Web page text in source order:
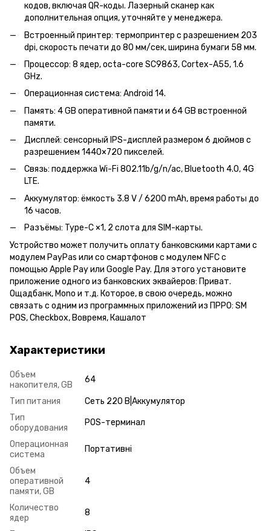
кодов, включая QR-коды. Лазерный сканер как
дополнительная опция, уточняйте у менеджера.
Встроенный принтер: термопринтер с разрешением 203
dpi, скорость печати до 80 мм/сек, ширина бумаги 58 мм.
Процессор: 8 ядер, octa-core SC9863, Cortex-A55, 1.6
GHz.
Операционная система: Android 14.
Память: 4 GB оперативной памяти и 64 GB встроенной
памяти.
Дисплей: сенсорный IPS-дисплей размером 6 дюймов с
разрешением 1440×720 пикселей.
Связь: поддержка Wi-Fi 802.11b/g/n/ac, Bluetooth 4.0, 4G
LTE.
Аккумулятор: ёмкость 3.8 V / 6200 mAh, время работы до
16 часов.
Разъёмы: Type-C ×1, 2 слота для SIM-карты.
Устройство может получить оплату банковскими картами с
модулем PayPas или со смартфонов с модулем NFC с
помощью Apple Pay или Google Pay. Для этого установите
приложение одного из банковских эквайеров: Приват.
Ощадбанк, Mono и т.д. Которое, в свою очередь, можно
связать с одним из программных приложений из ПРРО: SM
POS, Checkbox, Вовремя, Кашалот
Характеристики
Объем
накопителя, GB
64
Тип питания
Сеть 220 В|Аккумулятор
Тип
оборудования
POS-терминал
Операционная
система
Портативні
Объем
оперативной
памяти, GB
4
Количество
ядер
8